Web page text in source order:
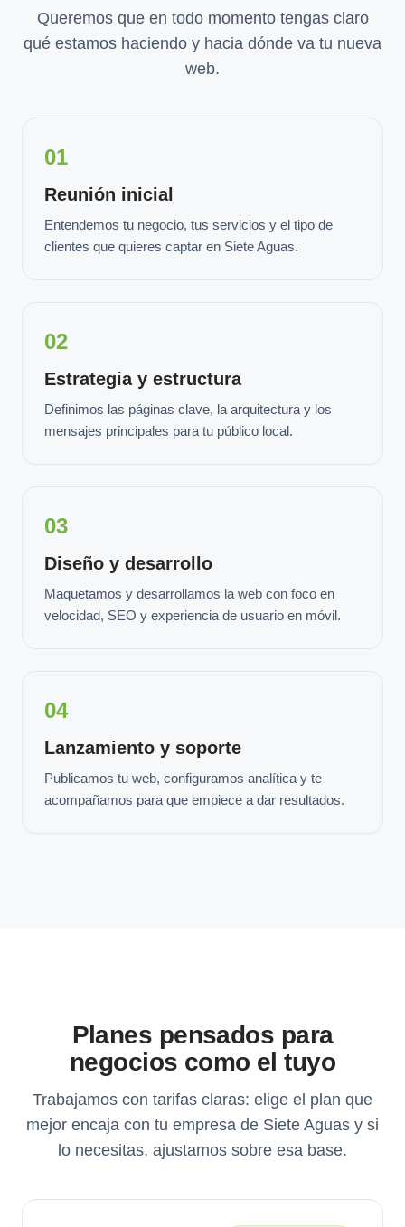
Queremos que en todo momento tengas claro
qué estamos haciendo y hacia dónde va tu nueva
web.
01
Reunión inicial
Entendemos tu negocio, tus servicios y el tipo de
clientes que quieres captar en Siete Aguas.
02
Estrategia y estructura
Definimos las páginas clave, la arquitectura y los
mensajes principales para tu público local.
03
Diseño y desarrollo
Maquetamos y desarrollamos la web con foco en
velocidad, SEO y experiencia de usuario en móvil.
04
Lanzamiento y soporte
Publicamos tu web, configuramos analítica y te
acompañamos para que empiece a dar resultados.
Planes pensados para
negocios como el tuyo
Trabajamos con tarifas claras: elige el plan que
mejor encaja con tu empresa de Siete Aguas y si
lo necesitas, ajustamos sobre esa base.